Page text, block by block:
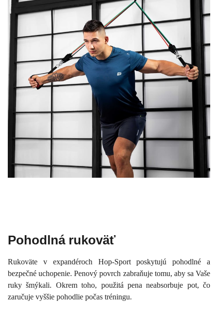
Pohodlná rukoväť
Rukoväte v expandéroch Hop-Sport poskytujú pohodlné a
bezpečné uchopenie. Penový povrch zabraňuje tomu, aby sa Vaše
ruky šmýkali. Okrem toho, použitá pena neabsorbuje pot, čo
zaručuje vyššie pohodlie počas tréningu.